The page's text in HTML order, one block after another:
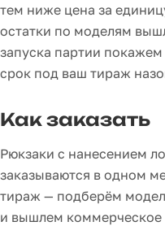
тем ниже цена за
остатки по моделям
запуска партии
срок под ваш тираж
Как заказать
Рюкзаки с нанесением
заказываются в одном
тираж — подберём
и вышлем